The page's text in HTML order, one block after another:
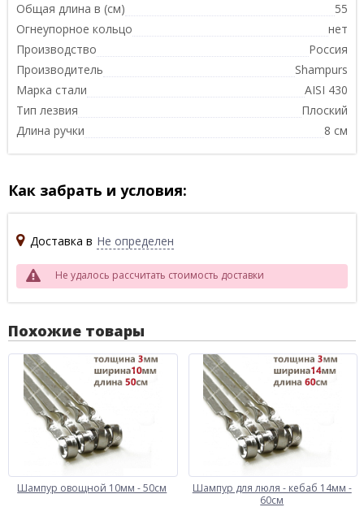
Общая длина в (см)
55
Огнеупорное кольцо
нет
Производство
Россия
Производитель
Shampurs
Марка стали
AISI 430
Тип лезвия
Плоский
Длина ручки
8 см
Как забрать и условия:
Доставка в Не определен
Не удалось рассчитать стоимость доставки
Похожие товары
Шампур овощной 10мм - 50см
Шампур для люля - кебаб 14мм -
60см